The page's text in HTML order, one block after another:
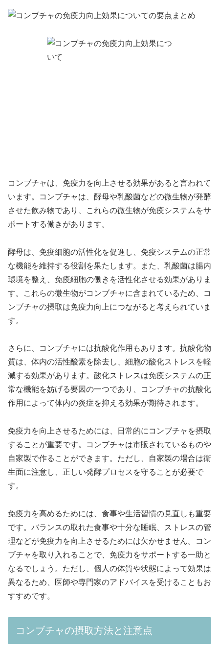
コンブチャは、免疫力を向上させる効果があると言われて
います。コンブチャは、酵母や乳酸菌などの微生物が発酵
させた飲み物であり、これらの微生物が免疫システムをサ
ポートする働きがあります。
酵母は、免疫細胞の活性化を促進し、免疫システムの正常
な機能を維持する役割を果たします。また、乳酸菌は腸内
環境を整え、免疫細胞の働きを活性化させる効果がありま
す。これらの微生物がコンブチャに含まれているため、コ
ンブチャの摂取は免疫力向上につながると考えられていま
す。
さらに、コンブチャには抗酸化作用もあります。抗酸化物
質は、体内の活性酸素を除去し、細胞の酸化ストレスを軽
減する効果があります。酸化ストレスは免疫システムの正
常な機能を妨げる要因の一つであり、コンブチャの抗酸化
作用によって体内の炎症を抑える効果が期待されます。
免疫力を向上させるためには、日常的にコンブチャを摂取
することが重要です。コンブチャは市販されているものや
自家製で作ることができます。ただし、自家製の場合は衛
生面に注意し、正しい発酵プロセスを守ることが必要で
す。
免疫力を高めるためには、食事や生活習慣の見直しも重要
です。バランスの取れた食事や十分な睡眠、ストレスの管
理などが免疫力を向上させるためには欠かせません。コン
ブチャを取り入れることで、免疫力をサポートする一助と
なるでしょう。ただし、個人の体質や状態によって効果は
異なるため、医師や専門家のアドバイスを受けることもお
すすめです。
コンブチャの摂取方法と注意点